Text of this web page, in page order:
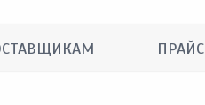
ПРАЙС